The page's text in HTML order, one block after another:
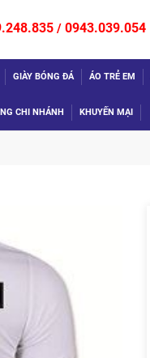
/ 0943.039.054
GIÀY BÓNG ĐÁ ÁO TRẺ EM
CHI NHÁNH KHUYẾN MẠI